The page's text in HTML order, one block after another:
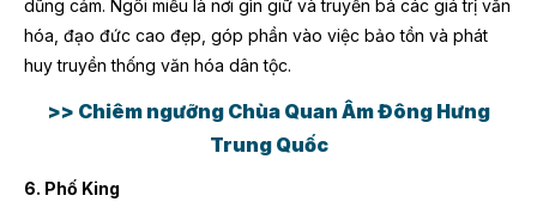
dũng cảm. Ngôi miếu là nơi gìn giữ và truyền bá các giá trị văn
hóa, đạo đức cao đẹp, góp phần vào việc bảo tồn và phát
huy truyền thống văn hóa dân tộc.
>> Chiêm ngưỡng Chùa Quan Âm Đông Hưng
Trung Quốc
6. Phố King